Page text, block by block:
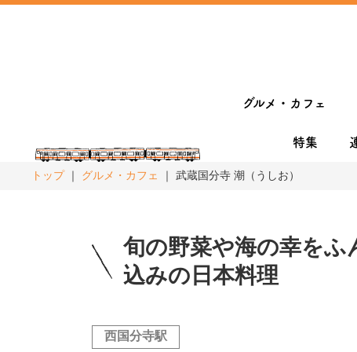
グルメ・カフェ
特集
トップ グルメ・カフェ 武蔵国分寺 潮（うしお）
旬の野菜や海の幸をふ
込みの日本料理
西国分寺駅